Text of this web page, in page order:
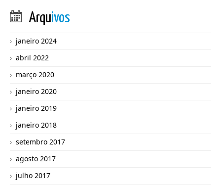
Arquivos
janeiro 2024
abril 2022
março 2020
janeiro 2020
janeiro 2019
janeiro 2018
setembro 2017
agosto 2017
julho 2017